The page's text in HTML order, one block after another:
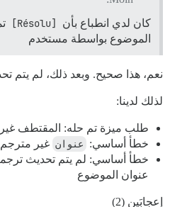
كان لدي انطباع بأن
[Résolu]
الموضوع بواسطة مستخدم
نعم، هذا صحيح. وبعد ذلك، لم يتم
لذلك لدينا:
طلب ميزة تم حله: المقتطف
خطأ أساسي: عنوان غير مترجم
خطأ أساسي: لم يتم تحديث
عنوان الموضوع
إعجابَين (2)